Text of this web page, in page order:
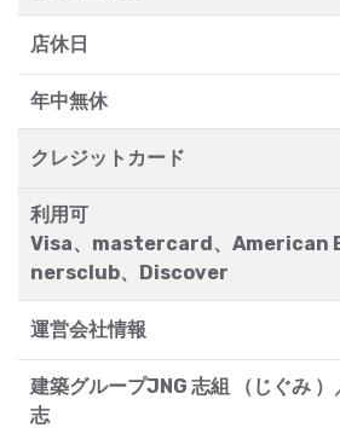
店休日
年中無休
クレジットカード
利用可
Visa、mastercard、American
nersclub、Discover
運営会社情報
建築グループJNG 志組 （じぐみ
志